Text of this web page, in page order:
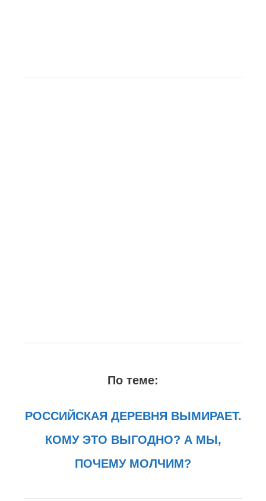
По теме:
РОССИЙСКАЯ ДЕРЕВНЯ ВЫМИРАЕТ.
КОМУ ЭТО ВЫГОДНО? А МЫ,
ПОЧЕМУ МОЛЧИМ?